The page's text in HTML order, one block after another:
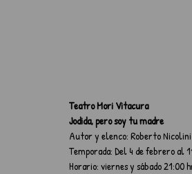
Teatro Mori Vitacura
Jodida, pero soy tu madre
Autor y elenco: Roberto Nicolini
Temporada: Del 4 de febrero al
Horario: viernes y sábado 21:00